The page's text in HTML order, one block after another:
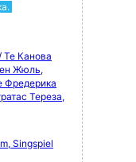
Те Канова
Жюль,
Фредерика
Тереза,
Singspiel